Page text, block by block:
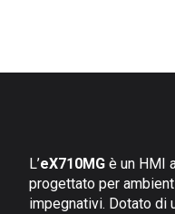
L’eX710MG è un HMI
progettato per
impegnativi. Dotato di